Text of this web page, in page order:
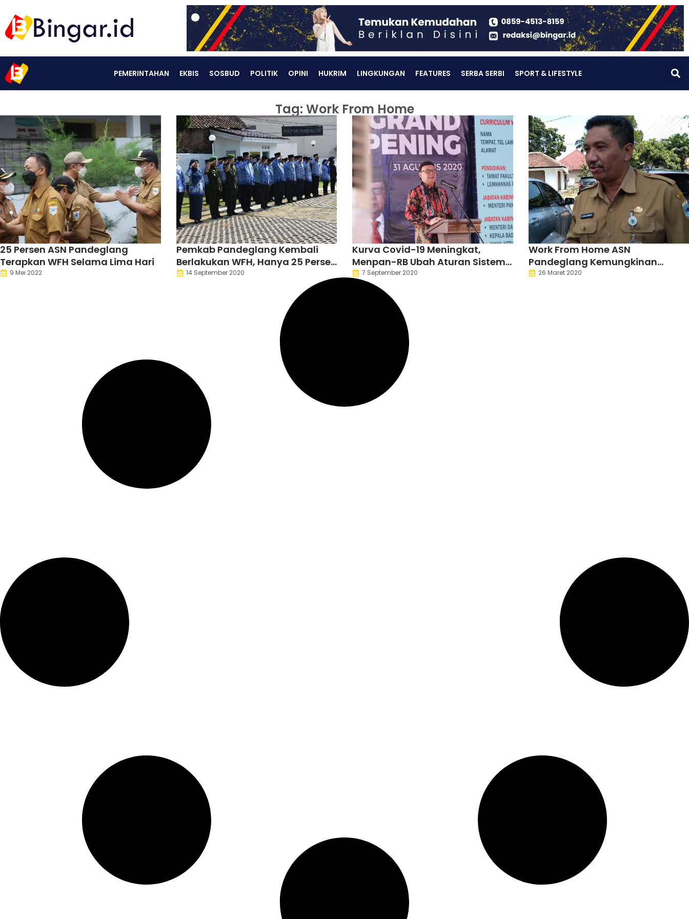
PEMERINTAHAN EKBIS SOSBUD POLITIK OPINI HUKRIM LINGKUNGAN FEATURES SERBA SERBI SPORT & LIFESTYLE
Tag: Work From Home
25 Persen ASN Pandeglang
Terapkan WFH Selama Lima Hari
9 Mei 2022
Pemkab Pandeglang Kembali
Berlakukan WFH, Hanya 25 Persen
Pegawai yang Bertugas
14 September 2020
Kurva Covid-19 Meningkat,
Menpan-RB Ubah Aturan Sistem
Kerja ASN
7 September 2020
Work From Home ASN
Pandeglang Kemungkinan
Diperpanjang
26 Maret 2020